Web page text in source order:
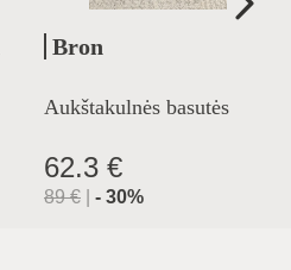
Bron
Aukštakulnės basutės
62.3 €
89€ - 30%